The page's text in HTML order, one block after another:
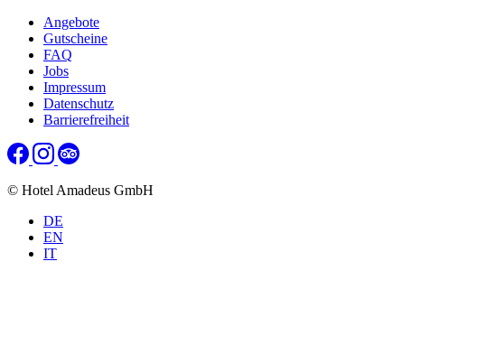
Angebote
Gutscheine
FAQ
Jobs
Impressum
Datenschutz
Barrierefreiheit
© Hotel Amadeus GmbH
DE
EN
IT